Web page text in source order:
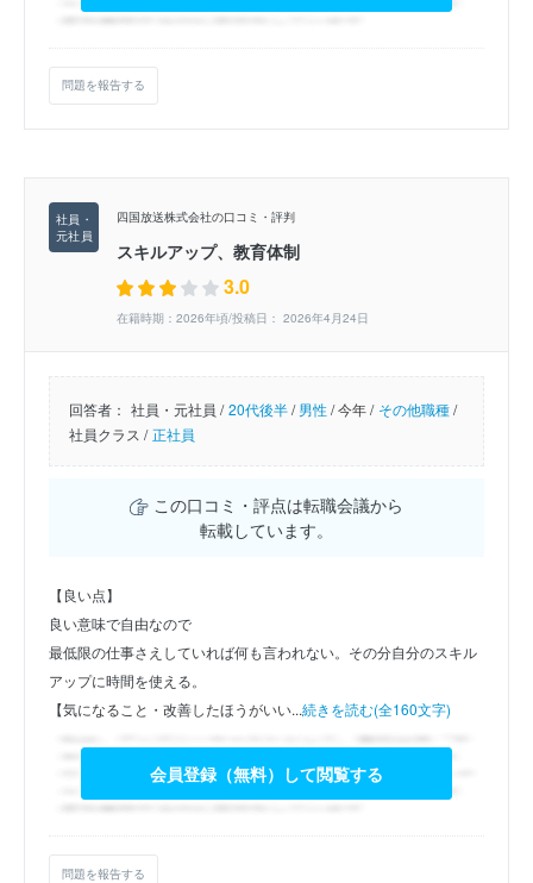
問題を報告する
四国放送株式会社の口コミ・評判
スキルアップ、教育体制
3.0
在籍時期：2026年頃/投稿日： 2026年4月24日
回答者： 社員・元社員 / 20代後半/男性/今年 / その他職種/
社員クラス / 正社員
この口コミ・評点は転職会議から
転載しています。
【良い点】
良い意味で自由なので
最低限の仕事さえしていれば何も言われない。その分自分のスキル
アップに時間を使える。
【気になること・改善したほうがいい...続きを読む(全160文字)
会員登録（無料）して閲覧する
問題を報告する